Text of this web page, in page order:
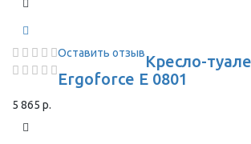
Оставить отзывКресло-
Ergoforce E 0801
5 865 р.